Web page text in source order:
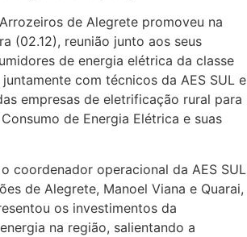
de Alegrete promoveu na
(02.12), reunião junto aos seus
de energia elétrica da classe
com técnicos da AES SUL e
empresas de eletrificação rural para
de Energia Elétrica e suas
coordenador operacional da AES SUL
de Alegrete, Manoel Viana e Quarai,
os investimentos da
na região, salientando a